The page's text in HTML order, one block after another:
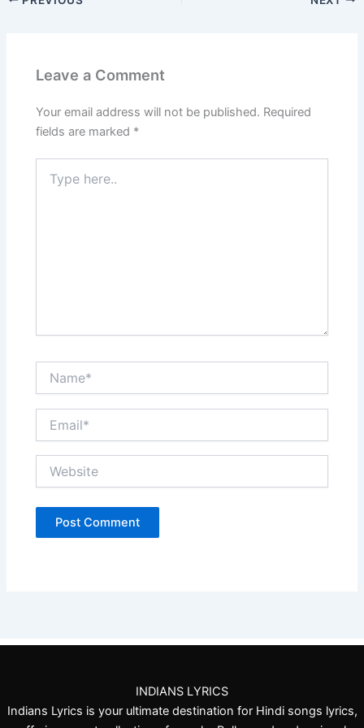
e
o
k
o
o
Leave a Comment
Your email address will not be published. Required
fields are marked *
here..
INDIANS LYRICS
Indians Lyrics is your ultimate destination for Hindi songs lyrics,